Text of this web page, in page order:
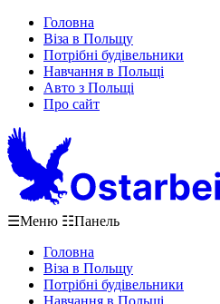
Головна
Віза в Польщу
Потрібні будівельники
Навчання в Польщі
Авто з Польщі
Про сайт
☰Меню ☷Панель
Головна
Віза в Польщу
Потрібні будівельники
Навчання в Польщі